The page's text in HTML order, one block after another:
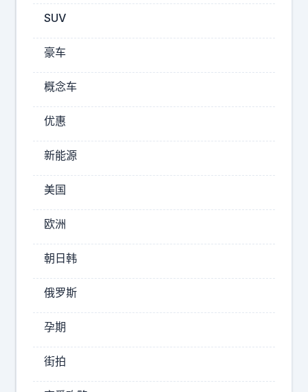
想
对
的
脱
苦
须
主
动
放
的
轻
和
尚
：
“
请
问
老
和
尚
，
您
道
前
做
么
SUV
豪车
概念车
优惠
新能源
美国
欧洲
朝日韩
俄罗斯
孕期
街拍